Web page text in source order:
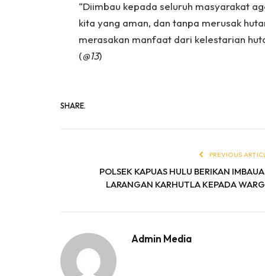
“Diimbau kepada seluruh masyarakat
kita yang aman, dan tanpa merusak
merasakan manfaat dari kelestarian
(@13)
SHARE.
PREVIOUS
POLSEK KAPUAS HULU BERIKAN
LARANGAN KARHUTLA KEPADA
Admin Media